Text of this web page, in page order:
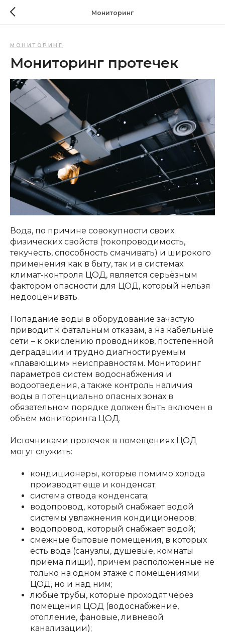
Мониторинг
МОНИТОРИНГ
Мониторинг протечек
Вода, по причине совокупности своих
физических свойств (токопроводимость,
текучесть, способность смачивать) и широкого
применения как в быту, так и в системах
климат-контроля ЦОД, является серьёзным
фактором опасности для ЦОД, который нельзя
недооценивать.
Попадание воды в оборудование зачастую
приводит к фатальным отказам, а на кабельные
сети – к окислению проводников, постепенной
деградации и трудно диагностируемым
«плавающим» неисправностям. Мониторинг
параметров систем водоснабжения и
водоотведения, а также контроль наличия
воды в потенциально опасных зонах в
обязательном порядке должен быть включен в
объем мониторинга ЦОД.
Источниками протечек в помещениях ЦОД
могут служить:
кондиционеры, которые помимо холода
производят еще и конденсат;
система отвода конденсата;
водопровод, который снабжает водой
системы увлажнения кондиционеров;
водопровод, который снабжает водой;
смежные бытовые помещения, в которых
есть вода (санузлы, душевые, комнаты
приема пищи), причем расположенные не
только на одном этаже с помещениями
ЦОД, но и над ним;
любые трубы, которые проходят через
помещения ЦОД (водоснабжение,
отопление, фановые, ливневой
канализации);